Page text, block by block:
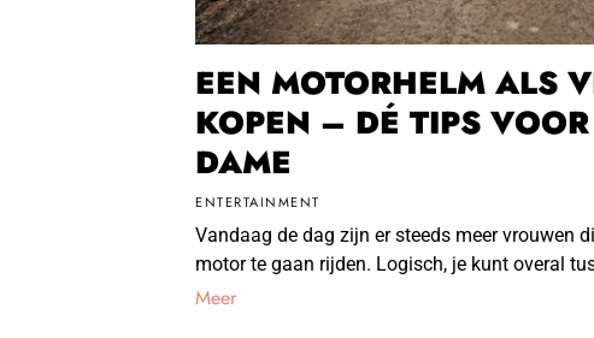
EEN MOTORHELM ALS
KOPEN – DÉ TIPS VOOR
DAME
ENTERTAINMENT
Vandaag de dag zijn er steeds meer vrouwen
motor te gaan rijden. Logisch, je kunt overal
Meer